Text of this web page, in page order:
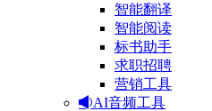
智能翻译
智能阅读
标书助手
求职招聘
营销工具
AI音频工具